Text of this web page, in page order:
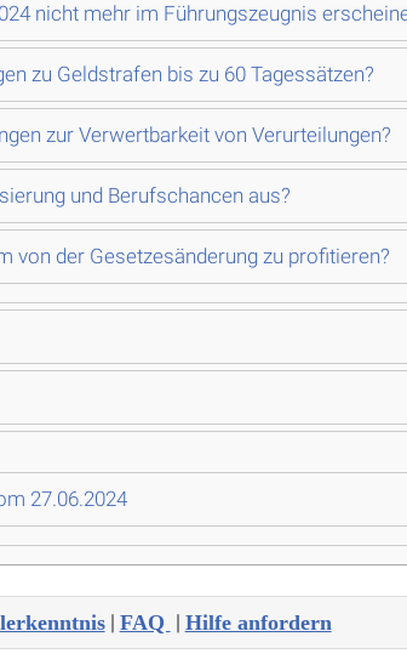
nicht mehr im Führungszeugnis
zu Geldstrafen bis zu 60 Tagessätzen?
zur Verwertbarkeit von Verurteilungen?
und Berufschancen aus?
von der Gesetzesänderung zu profitieren?
27.06.2024
| FAQ | Hilfe anfordern